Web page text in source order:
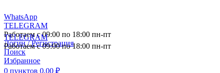
WhatsApp
TELEGRAM
Работаем с 09:00 по 18:00 пн-пт
Логин / Регистрация
Поиск
Избранное
0 пунктов 0,00 ₽
TELEGRAM
Работаем с 09:00 по 18:00 пн-пт